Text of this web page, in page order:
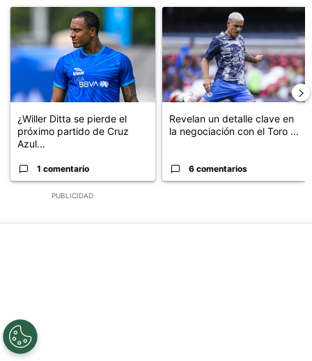
PUBLICIDAD
Un artículo de tendencia con el título "¿Willer Ditta se pierde el
¿Willer Ditta se pierde el
próximo partido de Cruz
Azul...
1 comentario
Un artículo de tendencia con
Revelan un detalle clave en
la negociación con el Toro ...
6 comentarios